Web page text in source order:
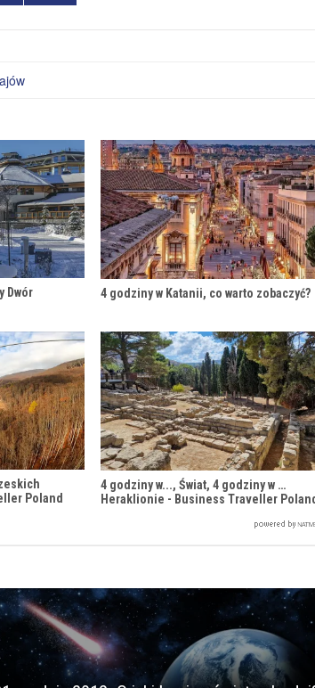
Dwór
4 godziny w Katanii, co warto zobaczyć?
Poland
4 godziny w..., Świat, 4 godziny w …
Heraklionie - Business Traveller